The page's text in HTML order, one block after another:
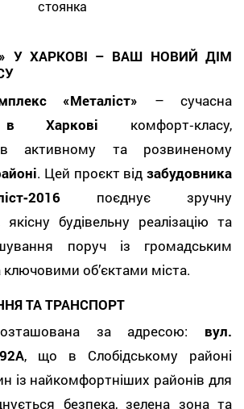
стоянка
У ХАРКОВІ – ВАШ НОВИЙ ДІМ
«Металіст» – сучасна
в Харкові комфорт‑класу,
активному та розвиненому
. Цей проєкт відзабудовника
поєднує зручну
якісну будівельну реалізацію та
поруч із громадським
об’єктами міста.
ТА ТРАНСПОРТ
за адресою: вул.
, що в Слобідському районі
із найкомфортніших районів для
безпека, зелена зона та